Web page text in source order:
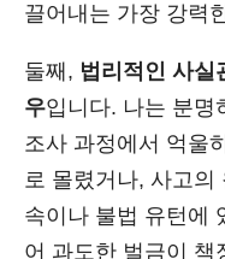
끌어내는 가장 강력
둘째, 법리적인 사실
우입니다. 나는 분명
조사 과정에서 억울
로 몰렸거나, 사고의
속이나 불법 유턴에
어 과도한 벌금이 책